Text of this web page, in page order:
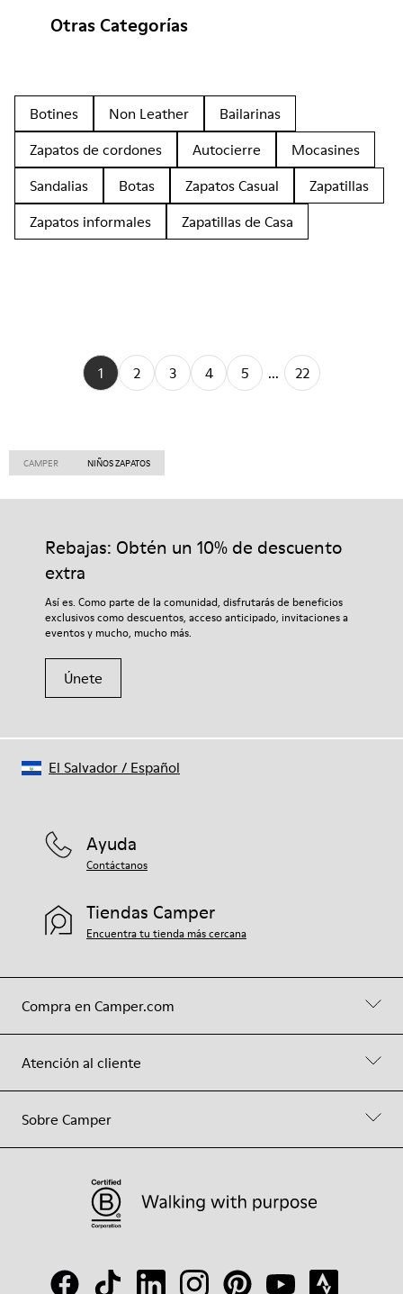
Otras Categorías
Botines Non Leather
Bailarinas
Zapatos de cordones
Autocierre
Mocasines
Sandalias
Botas Zapatos Casual
Zapatillas
Zapatos informales
Zapatillas de Casa
1 2 3 4 5 ... 22
CAMPER NIÑOS ZAPATOS
Rebajas: Obtén un 10% de descuento
extra
Así es. Como parte de la comunidad, disfrutarás de beneficios
exclusivos como descuentos, acceso anticipado, invitaciones a
eventos y mucho, mucho más.
Únete
Compra en Camper.com
Atención al cliente
Sobre Camper
Ayuda
Contáctanos
Tiendas Camper
Encuentra tu tienda más cercana
El Salvador/ Español